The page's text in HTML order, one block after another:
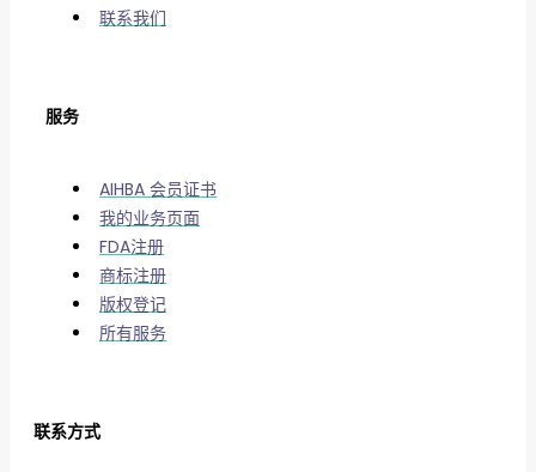
联系我们
服务
AIHBA 会员证书
我的业务页面
FDA注册
商标注册
版权登记
所有服务
联系方式